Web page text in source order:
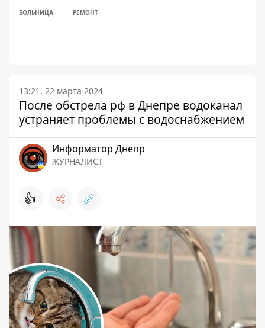
БОЛЬНИЦА РЕМОНТ
13:21, 22 марта 2024
После обстрела рф в Днепре водоканал
устраняет проблемы с водоснабжением
Информатор Днепр
ЖУРНАЛИСТ
👍